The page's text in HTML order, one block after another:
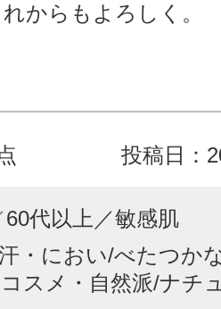
からもよろしく。
投稿日：
60代以上／敏感肌
・におい/べたつか
スメ・自然派/ナチ